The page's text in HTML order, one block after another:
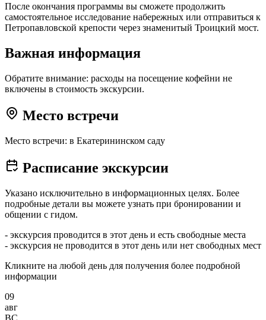
После окончания программы вы сможете продолжить
самостоятельное исследование набережных или отправиться к
Петропавловской крепости через знаменитый Троицкий мост.
Важная информация
Обратите внимание: расходы на посещение кофейни не
включены в стоимость экскурсии.
Место встречи
Место встречи: в Екатерининском саду
Расписание экскурсии
Указано исключительно в информационных целях. Более
подробные детали вы можете узнать при бронировании и
общении с гидом.
- экскурсия проводится в этот день и есть свободные места
- экскурсия не проводится в этот день или нет свободных мест
Кликните на любой день для получения более подробной
информации
09
авг